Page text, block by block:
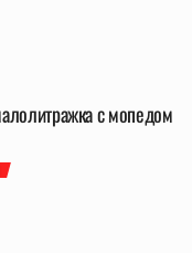
с мопедом